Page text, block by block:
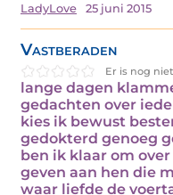
LadyLove 25 juni 2015
Vastberaden
Er is nog
lange dagen
gedachten over
kies ik bewust
gedokterd genoeg
ben ik klaar om
geven aan hen die
waar liefde de